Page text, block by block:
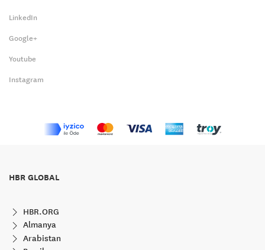
LinkedIn
Google+
Youtube
Instagram
HBR GLOBAL
HBR.ORG
Almanya
Arabistan